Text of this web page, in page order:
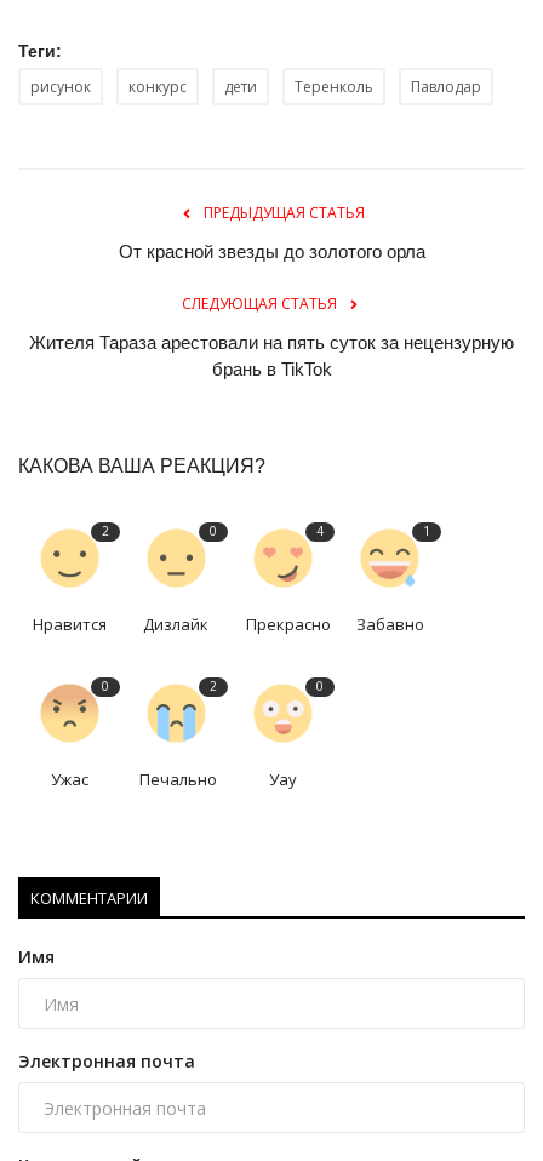
Теги:
рисунок конкурс дети Теренколь Павлодар
ПРЕДЫДУЩАЯ СТАТЬЯ
От красной звезды до золотого орла
СЛЕДУЮЩАЯ СТАТЬЯ
Жителя Тараза арестовали на пять суток за нецензурную
брань в TikTok
КАКОВА ВАША РЕАКЦИЯ?
2
Нравится
0
Дизлайк
4
Прекрасно
1
Забавно
0
Ужас
2
Печально
0
Уау
КОММЕНТАРИИ
Имя
Электронная почта